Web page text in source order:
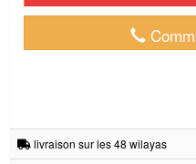
livraison sur les 48 wilayas